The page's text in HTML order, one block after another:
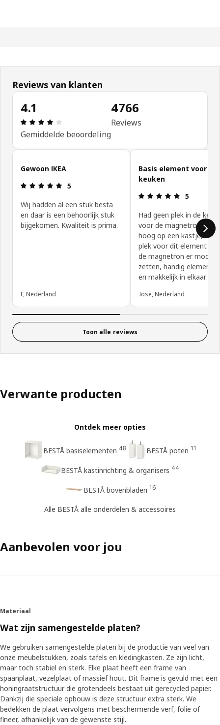
Reviews van klanten
4.1
Beoordeling: 4.1 van 5 sterren. Totaal
Gemiddelde beoordeling
4766
Reviews
Reviews van klanten overslaan
Gewoon IKEA
Beoordeling: 5 van 5 sterren.
5
Wij hadden al een stuk besta
en daar is een behoorlijk stuk
bijgekomen. Kwaliteit is prima.
F, Nederland
Basis element voor de
keuken
5
Had geen plek in de
voor de
hoog op een kastje,had
plek voor dit element en
de magnetron er mooi
zetten, handig
en makkelijk in elkaar te
Jose, Nederland
Toon alle reviews
Verwante producten
Ontdek meer opties
BESTÅ basiselementen 48 BESTÅ poten 11
BESTÅ kastinrichting & organisers​ 44
BESTÅ bovenbladen 16
Alle BESTÅ alle onderdelen & accessoires​
Aanbevolen voor jou
Materiaal
Wat zijn samengestelde platen?
We gebruiken samengestelde platen bij de productie van veel van
onze meubelstukken, zoals tafels en kledingkasten. Ze zijn licht,
maar toch stabiel en sterk. Elke plaat heeft een frame van
spaanplaat, vezelplaat of massief hout. Dit frame is gevuld met een
honingraatstructuur die grotendeels bestaat uit gerecycled papier.
Dankzij die speciale opbouw is deze structuur extra sterk. We
bedekken de plaat vervolgens met beschermende verf, folie of
fineer, afhankelijk van de gewenste stijl.